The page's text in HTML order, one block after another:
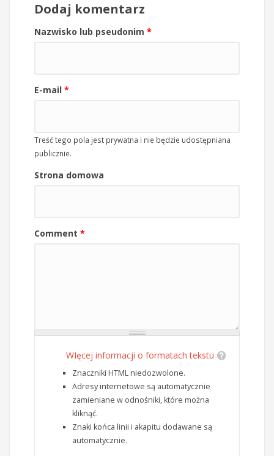
Dodaj komentarz
Nazwisko lub pseudonim *
E-mail *
Treść tego pola jest prywatna i nie będzie udostępniana
publicznie.
Strona domowa
Comment *
WIęcej informacji o formatach tekstu
Znaczniki HTML niedozwolone.
Adresy internetowe są automatycznie
zamieniane w odnośniki, które można
kliknąć.
Znaki końca linii i akapitu dodawane są
automatycznie.